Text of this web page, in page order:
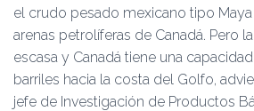
el crudo pesado mexicano tipo
arenas petrolíferas de Canadá. Pero
escasa y Canadá tiene una
barriles hacia la costa del Golfo,
jefe de Investigación de Productos